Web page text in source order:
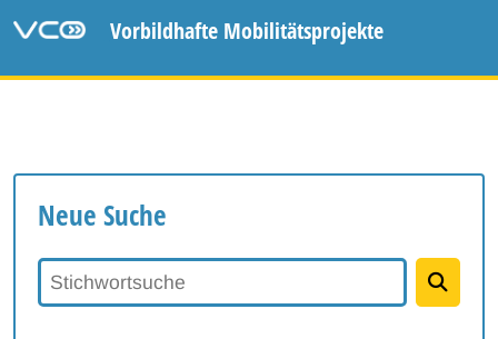
Vorbildhafte Mobilitätsprojekte
Neue Suche
Stichwortsuche